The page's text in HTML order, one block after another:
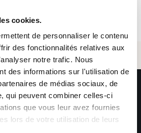
cookies.
de personnaliser le contenu
des fonctionnalités relatives aux
notre trafic. Nous
des informations sur l'utilisation de
de médias sociaux, de
qui peuvent combiner celles-ci
que vous leur avez fournies
lors de votre utilisation de leurs
Envoyer